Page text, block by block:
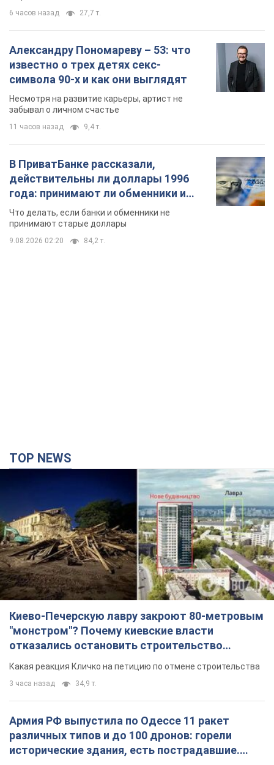
действительны ли доллары 1996
принимают старые доллары
9.08.2026 02:20 84,2 т.
"монстром"? Почему киевские власти
отказались остановить строительство
небоскреба "московского верующего"
Какая реакция Кличко на петицию по отмене строительства
3 часа назад 34,9 т.
Армия РФ выпустила по Одессе 11 ракет
различных типов и до 100 дронов: горели
исторические здания, есть пострадавшие.
Фото и видео
Для террора враг применил ракеты и дроны
час назад 54,6 т.
МИД Болгарии вызвал украинского посла из-за
инцидента с дроном: что произошло
Беседа состоится 10 августа
3 часа назад 5,3 т.